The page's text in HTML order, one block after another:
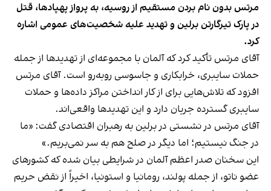
مرتس بدون نام بردن مستقیم از روسیه، به پرواز پهپادها، قتل
در پارک تیرگارتن برلین و تهدید علیه شخصیت‌های عمومی اشاره
کرد.
آقای مرتس تأکید کرد که آلمان با مجموعه‌ای از تهدیدها از جمله
حملات سایبری، خرابکاری و جاسوسی روبه‌رو است. آقای مرتس
افزود که تلاش‌هایی برای از کار انداختن مراکز داده‌ها و حملات
سایبری گسترده جریان دارد و این تهدیدها واقعی‌اند.
آقای مرتس در نشستی در برلین به رهبران اقتصادی گفت:‌ «ما
در جنگ نیستیم؛ اما دیگر در صلح هم به سر نمی‌بریم.»
این سخنان صدر اعظم آلمان در شرایطی بیان شده که کشورهای
عضو ناتو، از جمله پولند، رومانیا و استونیا، اخیراً از نقض حریم